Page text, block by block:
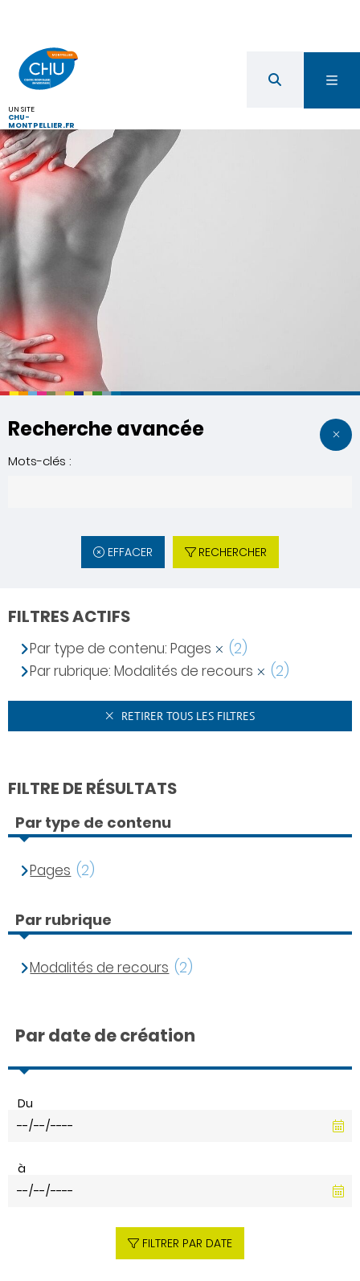
UN SITE
CHU-
MONTPELLIER.FR
Recherche avancée
Mots-clés :
EFFACER RECHERCHER
FILTRES ACTIFS
Par type de contenu: Pages
(2)
Par rubrique: Modalités de recours
(2)
RETIRER TOUS LES FILTRES
FILTRE DE RÉSULTATS
Par type de contenu
Pages (2)
Par rubrique
Modalités de recours (2)
Par date de création
Du
à
FILTRER PAR DATE